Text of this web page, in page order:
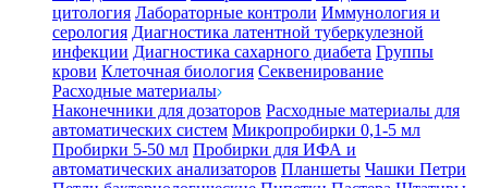
цитология Лабораторные контроли Иммунология и
серология Диагностика латентной туберкулезной
инфекции Диагностика сахарного диабета Группы
крови Клеточная биология Секвенирование
Расходные материалы
Наконечники для дозаторов Расходные материалы для
автоматических систем Микропробирки 0,1-5 мл
Пробирки 5-50 мл Пробирки для ИФА и
автоматических анализаторов Планшеты Чашки Петри